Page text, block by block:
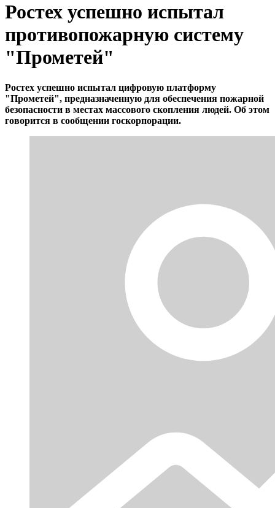
Ростех успешно испытал
противопожарную систему
"Прометей"
Ростех успешно испытал цифровую платформу
"Прометей", предназначенную для обеспечения пожарной
безопасности в местах массового скопления людей. Об этом
говорится в сообщении госкорпорации.